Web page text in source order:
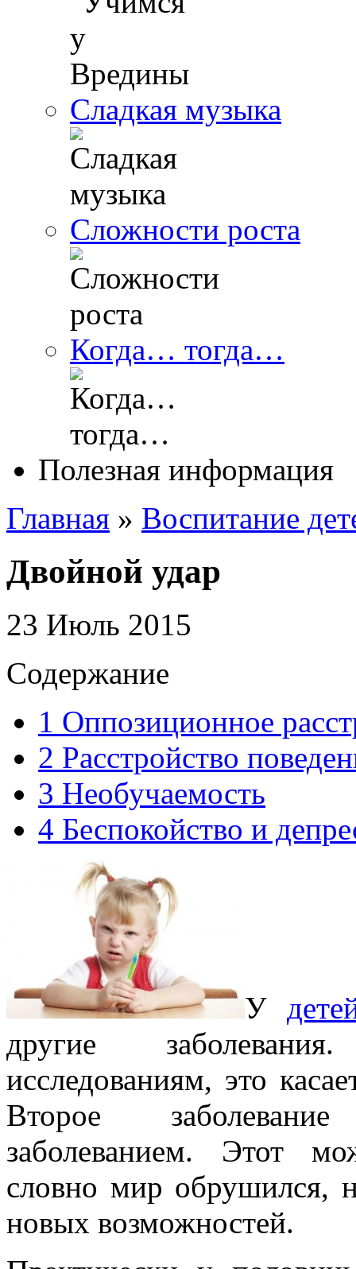
Сладкая музыка
Сложности роста
Когда… тогда…
Полезная информация
Главная » Воспитание
Двойной удар
23 Июль 2015
Содержание
1 Оппозиционное
2 Расстройство
3 Необучаемость
4 Беспокойство и
У
другие
исследованиям, это
Второе
заболеванием. Этот
словно мир обрушился,
новых возможностей.